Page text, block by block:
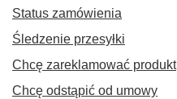
Status zamówienia
Śledzenie przesyłki
Chcę zareklamować produkt
Chcę odstąpić od umowy